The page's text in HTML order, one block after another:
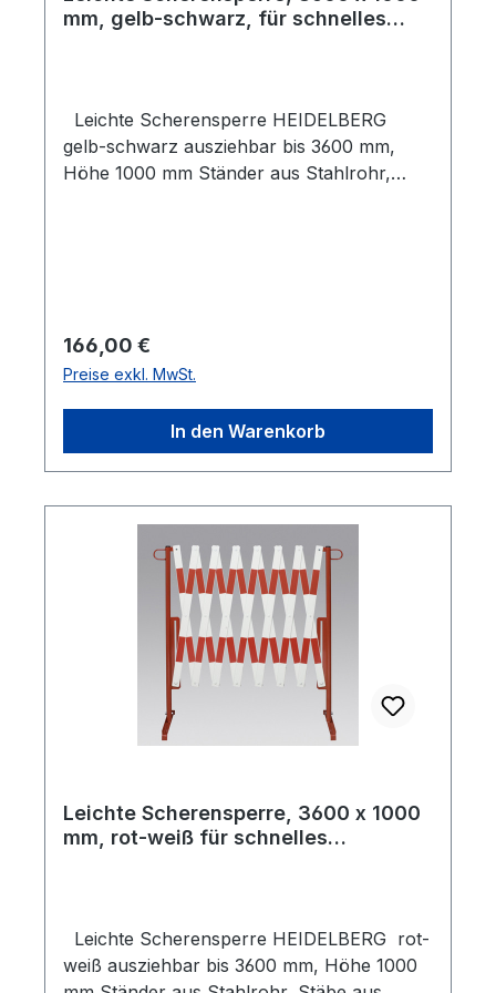
mm, gelb-schwarz, für schnelles
Leichte Scherensperre HEIDELBERG
gelb-schwarz ausziehbar bis 3600 mm,
Höhe 1000 mm Ständer aus Stahlrohr,
Sperrung oder Freigabe von Baustellen,
Zufahrten, Sperrzonen, Gefahrenstellen.
Die Ständer sind aus Stahlrohr, die Stäbe
aus Flachstahl 25x4 mm gefertigt.
Regulärer Preis:
166,00 €
Preise exkl. MwSt.
In den Warenkorb
Leichte Scherensperre, 3600 x 1000
mm, rot-weiß für schnelles
Leichte Scherensperre HEIDELBERG rot-
weiß ausziehbar bis 3600 mm, Höhe 1000